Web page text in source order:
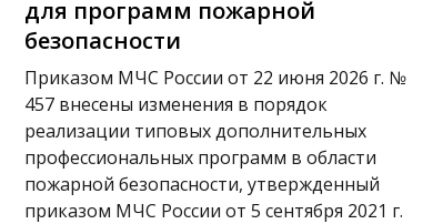
для программ пожарной
безопасности
Приказом МЧС России от 22 июня 2026 г. №
457 внесены изменения в порядок
реализации типовых дополнительных
профессиональных программ в области
пожарной безопасности, утвержденный
приказом МЧС России от 5 сентября 2021 г.